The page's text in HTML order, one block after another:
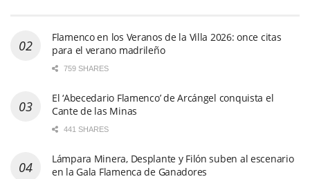
Flamenco en los Veranos de la Villa 2026: once citas
para el verano madrileño
759 SHARES
El ‘Abecedario Flamenco’ de Arcángel conquista el
Cante de las Minas
441 SHARES
Lámpara Minera, Desplante y Filón suben al escenario
en la Gala Flamenca de Ganadores